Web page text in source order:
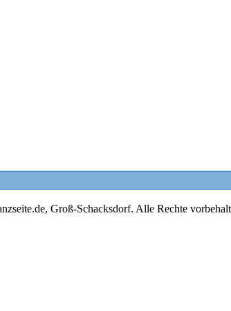
Groß-Schacksdorf. Alle Rechte